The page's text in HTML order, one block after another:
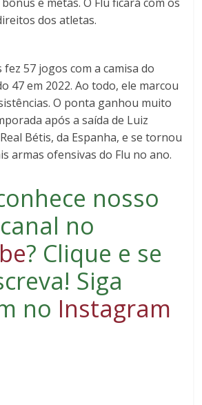
dos atletas.
57 jogos com a camisa do
47 em 2022. Ao todo, ele marcou
O ponta ganhou muito
após a saída de Luiz
Bétis, da Espanha, e se tornou
armas ofensivas do Flu no ano.
nosso
canal no
? Clique e se
! Siga
no Instagram